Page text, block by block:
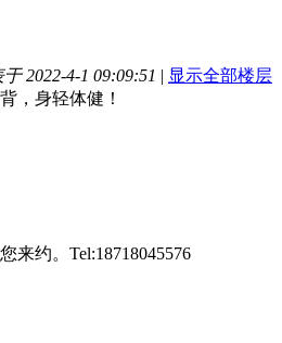
2022-4-1 09:09:51 | 显示全部楼层
，身轻体健！
来约。Tel:18718045576